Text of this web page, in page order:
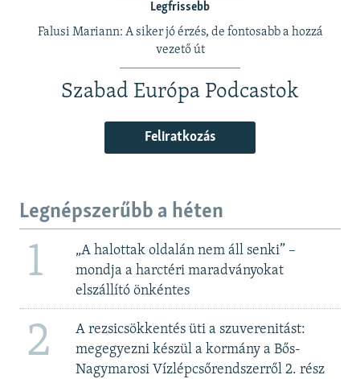
Legfrissebb
Falusi Mariann: A siker jó érzés, de fontosabb a hozzá
vezető út
Szabad Európa Podcastok
Feliratkozás
Legnépszerűbb a héten
1
„A halottak oldalán nem áll senki” –
mondja a harctéri maradványokat
elszállító önkéntes
2
A rezsicsökkentés üti a szuverenitást:
megegyezni készül a kormány a Bős-
Nagymarosi Vízlépcsőrendszerről 2. rész